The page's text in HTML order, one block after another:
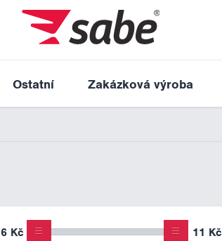
Ostatní Zakázková výroba
6 Kč 11 Kč